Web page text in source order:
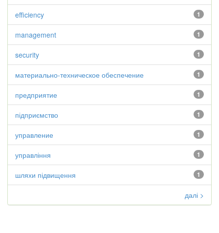
1
efficiency
1
management
1
security
1
материально-техническое обеспечение
1
предприятие
1
підприємство
1
управление
1
управління
1
шляхи підвищення
далі >